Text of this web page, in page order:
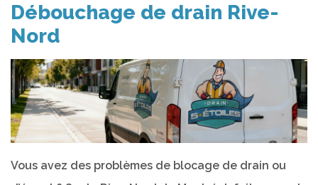
Débouchage de drain Rive-
Nord
Vous avez des problèmes de blocage de drain ou